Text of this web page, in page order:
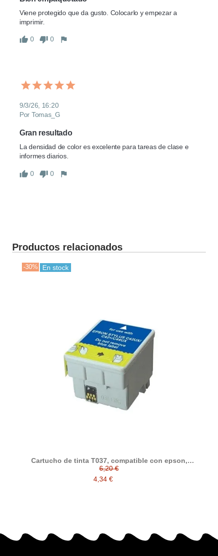
Viene protegido que da gusto. Colocarlo y empezar a
imprimir.
0 0
9/3/26, 16:20
Por Tomas_G
Gran resultado
La densidad de color es excelente para tareas de clase e
informes diarios.
0 0
Productos relacionados
-30% En stock
Cartucho de tinta T037, compatible con epson,
tricolor
6,20 €
4,34 €